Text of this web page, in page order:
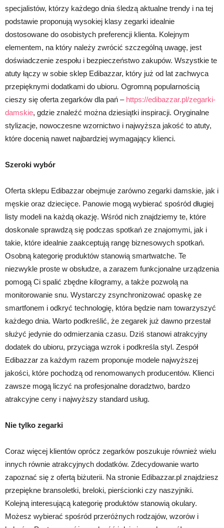
specjalistów, którzy każdego dnia śledzą aktualne trendy i na tej
podstawie proponują wysokiej klasy zegarki idealnie
dostosowane do osobistych preferencji klienta. Kolejnym
elementem, na który należy zwrócić szczególną uwagę, jest
doświadczenie zespołu i bezpieczeństwo zakupów. Wszystkie te
atuty łączy w sobie sklep Edibazzar, który już od lat zachwyca
przepięknymi dodatkami do ubioru. Ogromną popularnością
cieszy się oferta zegarków dla pań – https://edibazzar.pl/zegarki-
damskie, gdzie znaleźć można dziesiątki inspiracji. Oryginalne
stylizacje, nowoczesne wzornictwo i najwyższa jakość to atuty,
które docenią nawet najbardziej wymagający klienci.
Szeroki wybór
Oferta sklepu Edibazzar obejmuje zarówno zegarki damskie, jak i
męskie oraz dziecięce. Panowie mogą wybierać spośród długiej
listy modeli na każdą okazję. Wśród nich znajdziemy te, które
doskonale sprawdzą się podczas spotkań ze znajomymi, jak i
takie, które idealnie zaakceptują rangę biznesowych spotkań.
Osobną kategorię produktów stanowią smartwatche. Te
niezwykle proste w obsłudze, a zarazem funkcjonalne urządzenia
pomogą Ci spalić zbędne kilogramy, a także pozwolą na
monitorowanie snu. Wystarczy zsynchronizować opaskę ze
smartfonem i odkryć technologię, która będzie nam towarzyszyć
każdego dnia. Warto podkreślić, że zegarek już dawno przestał
służyć jedynie do odmierzania czasu. Dziś stanowi atrakcyjny
dodatek do ubioru, przyciąga wzrok i podkreśla styl. Zespół
Edibazzar za każdym razem proponuje modele najwyższej
jakości, które pochodzą od renomowanych producentów. Klienci
zawsze mogą liczyć na profesjonalne doradztwo, bardzo
atrakcyjne ceny i najwyższy standard usług.
Nie tylko zegarki
Coraz więcej klientów oprócz zegarków poszukuje również wielu
innych równie atrakcyjnych dodatków. Zdecydowanie warto
zapoznać się z ofertą biżuterii. Na stronie Edibazzar.pl znajdziesz
przepiękne bransoletki, breloki, pierścionki czy naszyjniki.
Kolejną interesującą kategorię produktów stanowią okulary.
Możesz wybierać spośród przeróżnych rodzajów, wzorów i